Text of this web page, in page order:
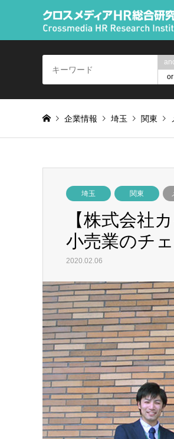
or
企業情報 埼玉 関東
埼玉 関東
【株式会社
小売業のチ
2020.02.06